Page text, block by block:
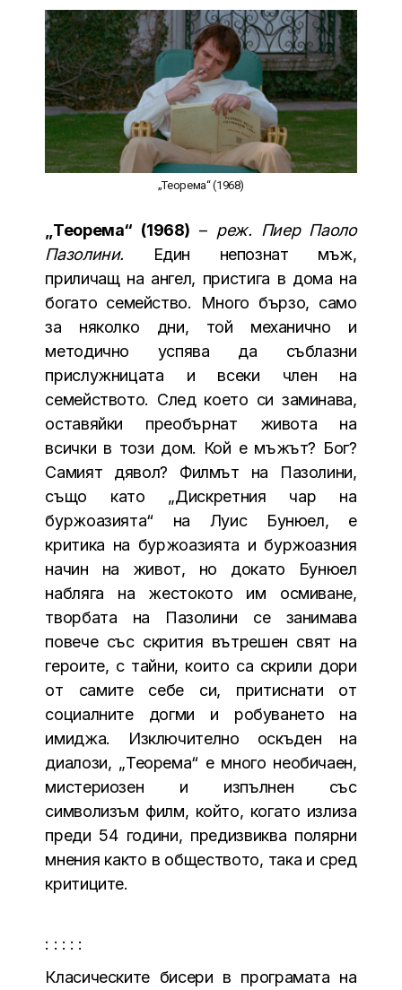
„Теорема“ (1968)
„Теорема“ (1968) –реж. Пиер Паоло
Пазолини. Един непознат мъж,
приличащ на ангел, пристига в дома на
богато семейство. Много бързо, само
за няколко дни, той механично и
методично успява да съблазни
прислужницата и всеки член на
семейството. След което си заминава,
оставяйки преобърнат живота на
всички в този дом. Кой е мъжът? Бог?
Самият дявол? Филмът на Пазолини,
също като „Дискретния чар на
буржоазията“ на Луис Бунюел, е
критика на буржоазията и буржоазния
начин на живот, но докато Бунюел
набляга на жестокото им осмиване,
творбата на Пазолини се занимава
повече със скрития вътрешен свят на
героите, с тайни, които са скрили дори
от самите себе си, притиснати от
социалните догми и робуването на
имиджа. Изключително оскъден на
диалози, „Теорема“ е много необичаен,
мистериозен и изпълнен със
символизъм филм, който, когато излиза
преди 54 години, предизвиква полярни
мнения както в обществото, така и сред
критиците.
: : : : :
Класическите бисери в програмата на